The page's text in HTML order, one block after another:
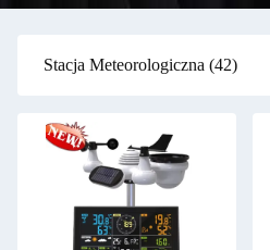
Stacja Meteorologiczna (42)